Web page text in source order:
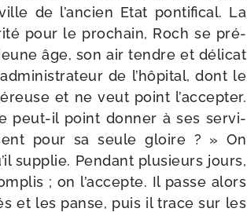
de l’ancien Etat pon­ti­fi­cal. La
pour le pro­chain, Roch se pré­
âge, son air tendre et déli­cat
de l’hôpital, dont le
et ne veut point l’accepter.
peut-​il point don­ner à ses ser­vi­
pour sa seule gloire ? » On
sup­plie. Pendant plu­sieurs jours,
; on l’accepte. Il passe alors
et les panse, puis il trace sur les